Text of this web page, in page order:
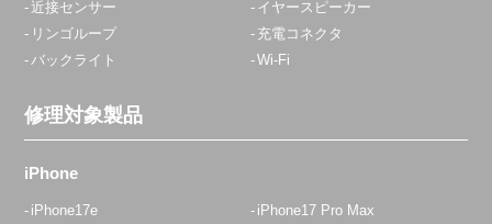
近接センサー
イヤースピーカー
リンゴループ
充電コネクタ
バックライト
Wi-Fi
修理対象製品
iPhone
iPhone17e
iPhone17 Pro Max